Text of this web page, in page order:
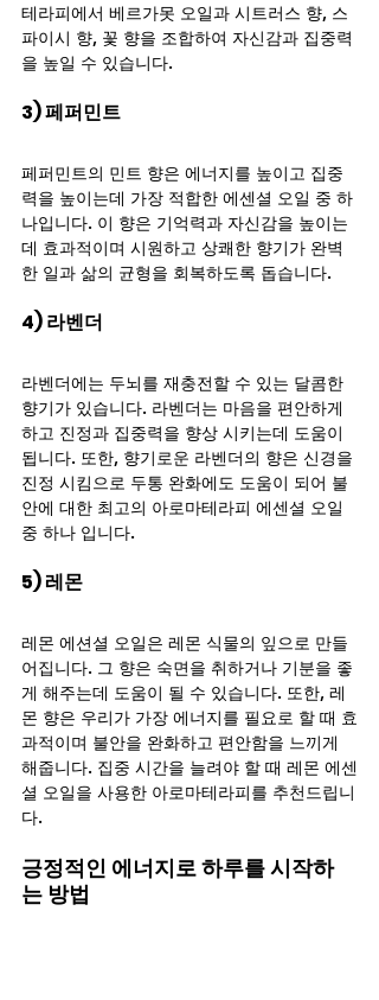
테라피에서 베르가못 오일과 시트러스 향, 스
파이시 향, 꽃 향을 조합하여 자신감과 집중력
을 높일 수 있습니다.
3) 페퍼민트
페퍼민트의 민트 향은 에너지를 높이고 집중
력을 높이는데 가장 적합한 에센셜 오일 중 하
나입니다. 이 향은 기억력과 자신감을 높이는
데 효과적이며 시원하고 상쾌한 향기가 완벽
한 일과 삶의 균형을 회복하도록 돕습니다.
4) 라벤더
라벤더에는 두뇌를 재충전할 수 있는 달콤한
향기가 있습니다. 라벤더는 마음을 편안하게
하고 진정과 집중력을 향상 시키는데 도움이
됩니다. 또한, 향기로운 라벤더의 향은 신경을
진정 시킴으로 두통 완화에도 도움이 되어 불
안에 대한 최고의 아로마테라피 에센셜 오일
중 하나 입니다.
5) 레몬
레몬 에션셜 오일은 레몬 식물의 잎으로 만들
어집니다. 그 향은 숙면을 취하거나 기분을 좋
게 해주는데 도움이 될 수 있습니다. 또한, 레
몬 향은 우리가 가장 에너지를 필요로 할 때 효
과적이며 불안을 완화하고 편안함을 느끼게
해줍니다. 집중 시간을 늘려야 할 때 레몬 에센
셜 오일을 사용한 아로마테라피를 추천드립니
다.
긍정적인 에너지로 하루를 시작하
는 방법